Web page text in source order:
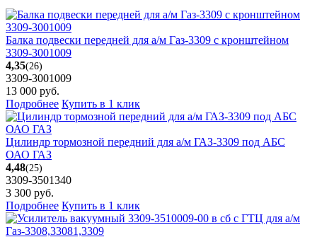
Балка подвески передней для а/м Газ-3309 с кронштейном
3309-3001009
4,35(26)
3309-3001009
13 000 руб.
Подробнее Купить в 1 клик
Цилиндр тормозной передний для а/м ГАЗ-3309 под АБС
ОАО ГАЗ
4,48(25)
3309-3501340
3 300 руб.
Подробнее Купить в 1 клик